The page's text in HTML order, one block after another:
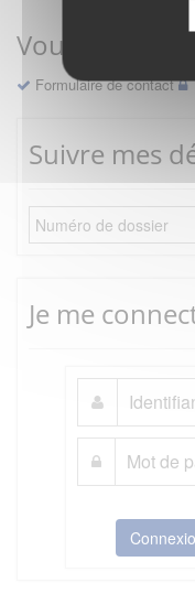
Vous avez une
Formulaire de contact
Suivre mes
Je me